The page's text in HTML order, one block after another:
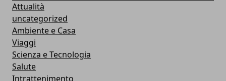
Attualità
uncategorized
Ambiente e Casa
Viaggi
Scienza e Tecnologia
Salute
Intrattenimento